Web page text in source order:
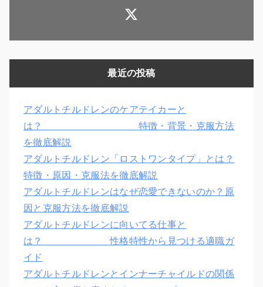
最近の投稿
アダルトチルドレンのケアテイカーと
は？ 特徴・背景・克服方法
を徹底解説
アダルトチルドレン「ロストワンタイプ」とは？
特徴・原因・克服法を徹底解説
アダルトチルドレンはなぜ恋愛できないのか？原
因と克服方法を徹底解説
アダルトチルドレンに向いてる仕事と
は？ 性格特性から見つける適職ガ
イド
アダルトチルドレンとインナーチャイルドの関係